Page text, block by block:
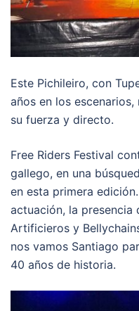
Este Pichileiro, con
años en los
su fuerza y directo.
Free Riders Festival
gallego, en una
en esta primera
actuación, la presencia
Artificieros y
nos vamos Santiago
40 años de historia.